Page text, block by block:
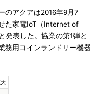
のアクアは2016年9月7
た家電IoT（Internet of
発表した。協業の第1弾と
務用コインランドリー機器